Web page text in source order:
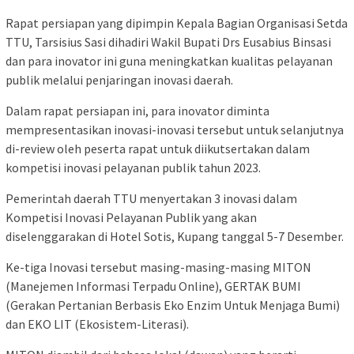
Rapat persiapan yang dipimpin Kepala Bagian Organisasi Setda
TTU, Tarsisius Sasi dihadiri Wakil Bupati Drs Eusabius Binsasi
dan para inovator ini guna meningkatkan kualitas pelayanan
publik melalui penjaringan inovasi daerah.
Dalam rapat persiapan ini, para inovator diminta
mempresentasikan inovasi-inovasi tersebut untuk selanjutnya
di-review oleh peserta rapat untuk diikutsertakan dalam
kompetisi inovasi pelayanan publik tahun 2023.
Pemerintah daerah TTU menyertakan 3 inovasi dalam
Kompetisi Inovasi Pelayanan Publik yang akan
diselenggarakan di Hotel Sotis, Kupang tanggal 5-7 Desember.
Ke-tiga Inovasi tersebut masing-masing-masing MITON
(Manejemen Informasi Terpadu Online), GERTAK BUMI
(Gerakan Pertanian Berbasis Eko Enzim Untuk Menjaga Bumi)
dan EKO LIT (Ekosistem-Literasi).